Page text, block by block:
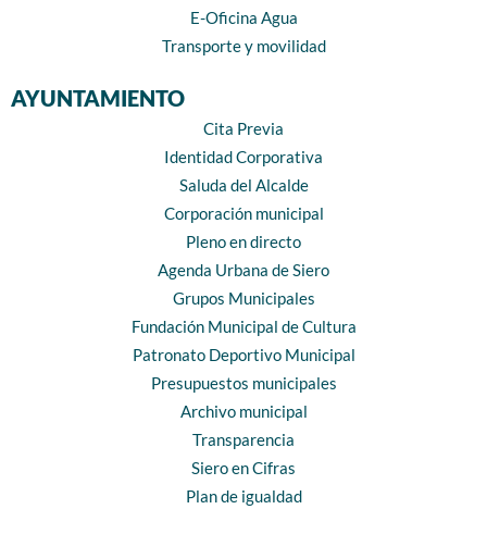
E-Oficina Agua
Transporte y movilidad
AYUNTAMIENTO
Cita Previa
Identidad Corporativa
Saluda del Alcalde
Corporación municipal
Pleno en directo
Agenda Urbana de Siero
Grupos Municipales
Fundación Municipal de Cultura
Patronato Deportivo Municipal
Presupuestos municipales
Archivo municipal
Transparencia
Siero en Cifras
Plan de igualdad